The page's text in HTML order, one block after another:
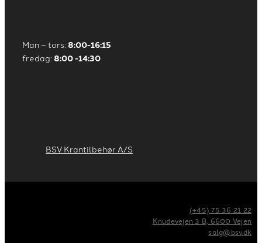
Man – tors: 8:00-16:15
fredag: 8:00 -14:30
BSV Krantilbehør A/S
(+45) 75 36 21 22
Knudevejen 3 B, 6600 Vejen
salg@bsv.dk